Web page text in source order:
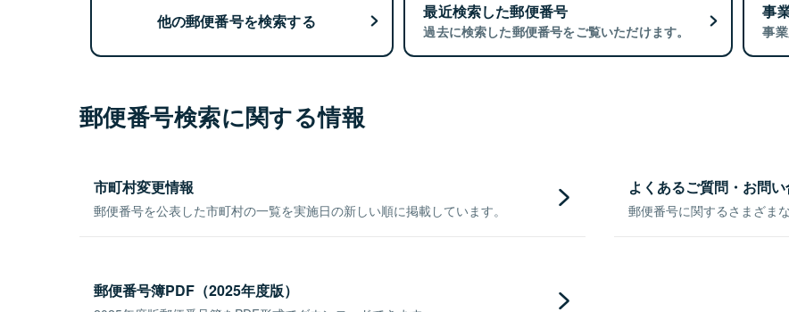
他の郵便番号を検索する 最近検索した郵便番号
過去に検索した郵便番号をご覧いただけます。
事
事
郵便番号検索に関する情報
市町村変更情報
郵便番号を公表した市町村の一覧を実施日の新しい順に掲載しています。
よくあるご質問・お問
郵便番号に関するさまざま
郵便番号簿PDF（2025年度版）